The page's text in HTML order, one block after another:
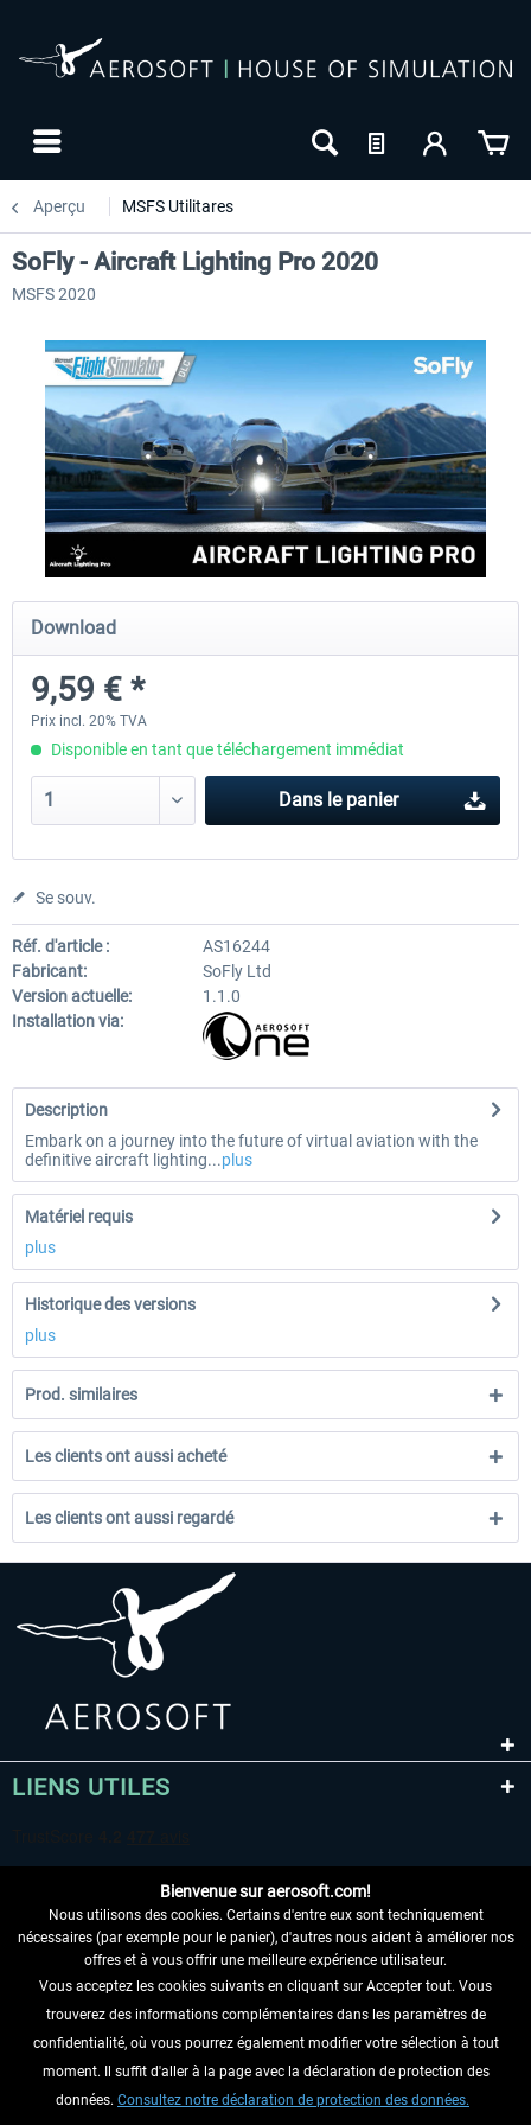
Aperçu MSFS Utilitares
rkApps - FSRealistic Pro MSFS
33,60 € *
SoFly - Aircraft Lighting Pro 2020
MSFS 2020
Download
9,59 € *
Prix incl. 20% TVA
Disponible en tant que téléchargement immédiat
Dans le panier
Se souv.
Réf. d'article :
AS16244
Fabricant:
SoFly Ltd
Version actuelle:
1.1.0
Installation via:
Description
Embark on a journey into the future of virtual aviation with the
definitive aircraft lighting...plus
Matériel requis
plus
Historique des versions
plus
Prod. similaires
Les clients ont aussi acheté
Les clients ont aussi regardé
LIENS UTILES
RENONCER AU CONTRAT ICI
INFORMATIONS
NE MANQUEZ PAS LES DERNIÈRES
Bienvenue sur aerosoft.com!
Nous utilisons des cookies. Certains d'entre eux sont techniquement
nécessaires (par exemple pour le panier), d'autres nous aident à améliorer nos
offres et à vous offrir une meilleure expérience utilisateur.
Vous acceptez les cookies suivants en cliquant sur Accepter tout. Vous
trouverez des informations complémentaires dans les paramètres de
confidentialité, où vous pourrez également modifier votre sélection à tout
moment. Il suffit d'aller à la page avec la déclaration de protection des
données. Consultez notre déclaration de protection des données.